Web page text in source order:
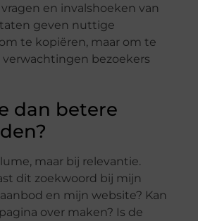
en invalshoeken van
geven nuttige
te kopiëren, maar om te
bezoekers
dan betere
maar bij relevantie.
dit zoekwoord bij mijn
en mijn website? Kan
over maken? Is de